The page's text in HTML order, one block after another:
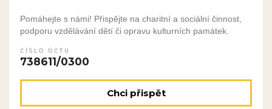
Pomáhejte s námi! Přispějte na charitní a sociální činnost,
podporu vzdělávání dětí či opravu kulturních památek.
ČÍSLO ÚČTU
738611/0300
Chci přispět